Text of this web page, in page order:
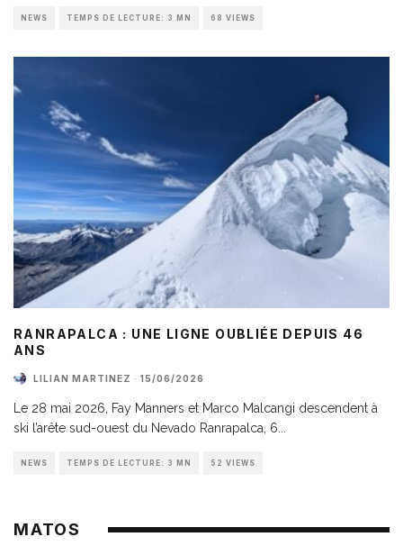
NEWS TEMPS DE LECTURE: 3 MN 68 VIEWS
RANRAPALCA : UNE LIGNE OUBLIÉE DEPUIS 46
ANS
LILIAN MARTINEZ · 15/06/2026
Le 28 mai 2026, Fay Manners et Marco Malcangi descendent à
ski l’arête sud-ouest du Nevado Ranrapalca, 6
NEWS TEMPS DE LECTURE: 3 MN 52 VIEWS
MATOS